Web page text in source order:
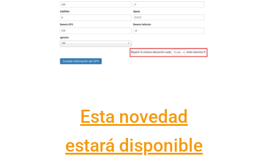
Esta novedad
estará disponible